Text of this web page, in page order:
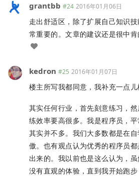
grantbb #24 2016年01月06日
走出舒适区，除了扩展自己知识
常重要的。文章的建议还是很中肯
kedron #25 2016年01月07日
楼主所写我都同意，我补充一点儿
其实任何行业，首先刻意练习，
练效率要高很多。我是程序员，
其实并不多。我们大多数都是在
傲。也有观点认为优秀的程序员
出来的。我以前也是这么认为，
没有直观的体验，直到我开始跑